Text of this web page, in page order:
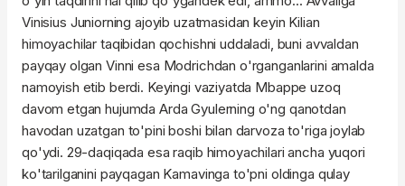
Vinisius Juniorning ajoyib uzatmasidan keyin Kilian
himoyachilar taqibidan qochishni uddaladi, buni avvaldan
payqay olgan Vinni esa Modrichdan o'rganganlarini amalda
namoyish etib berdi. Keyingi vaziyatda Mbappe uzoq
davom etgan hujumda Arda Gyulerning o'ng qanotdan
havodan uzatgan to'pini boshi bilan darvoza to'riga joylab
qo'ydi. 29-daqiqada esa raqib himoyachilari ancha yuqori
ko'tarilganini payqagan Kamavinga to'pni oldinga qulay